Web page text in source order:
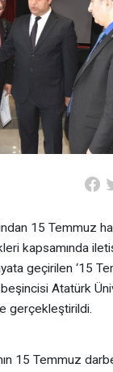
15 Temmuz
kapsamında
geçirilen ‘15
Atatürk
gerçekleştirildi.
15 Temmuz